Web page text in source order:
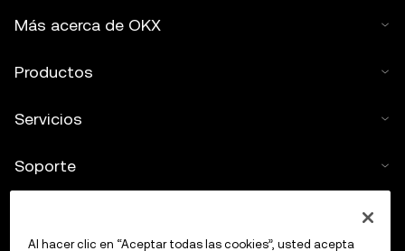
Más acerca de OKX
Productos
Servicios
Soporte
Al hacer clic en “Aceptar todas las cookies”, usted acepta